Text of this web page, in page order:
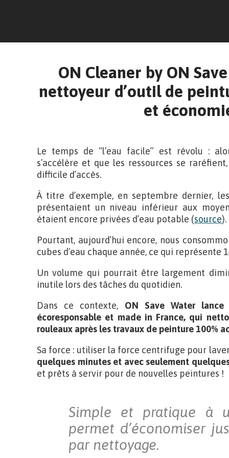
ON Cleaner by ON
nettoyeur d’outil de
et
Le temps de “l’eau facile” est révolu :
s’accélère et que les ressources se
difficile d’accès.
À titre d’exemple, en septembre dernier,
présentaient un niveau inférieur aux
étaient encore privées d’eau potable (source).
Pourtant, aujourd’hui encore, nous
cubes d’eau chaque année, ce qui représente
Un volume qui pourrait être largement
inutile lors des tâches du quotidien.
Dans ce contexte, ON Save Water
écoresponsable et made in France, qui
rouleaux après les travaux de peinture 100%
Sa force : utiliser la force centrifuge pour
quelques minutes et avec seulement
et prêts à servir pour de nouvelles peintures !
Simple et pratique à
permet d’économiser
par nettoyage.